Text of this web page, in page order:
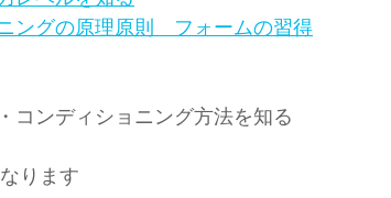
ングの原理原則　フォームの習得
コンディショニング方法を知る
ります